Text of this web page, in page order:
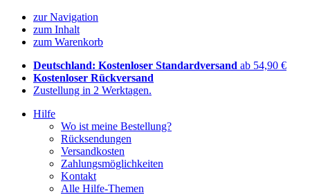
zur Navigation
zum Inhalt
zum Warenkorb
Deutschland: Kostenloser Standardversand ab 54,90 €
Kostenloser Rückversand
Zustellung in 2 Werktagen.
Hilfe
Wo ist meine Bestellung?
Rücksendungen
Versandkosten
Zahlungsmöglichkeiten
Kontakt
Alle Hilfe-Themen